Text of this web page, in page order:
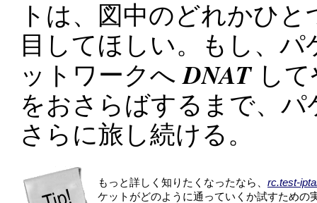
トは、図中のどれかひと
目してほしい。もし、
ットワークへDNATして
をおさらばするまで、
さらに旅し続ける。
もっと詳しく知りたくなったなら、 rc.test-
ケットがどのように通っていくか試すための